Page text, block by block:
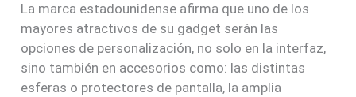
La marca estadounidense afirma que uno de los
mayores atractivos de su gadget serán las
opciones de personalización, no solo en la interfaz,
sino también en accesorios como: las distintas
esferas o protectores de pantalla, la amplia